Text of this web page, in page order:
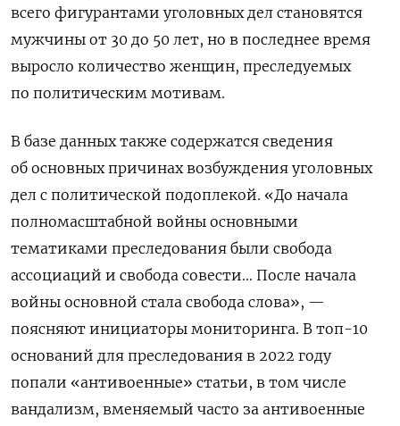
всего фигурантами уголовных дел становятся
мужчины от 30 до 50 лет, но в последнее время
выросло количество женщин, преследуемых
по политическим мотивам.
В базе данных также содержатся сведения
об основных причинах возбуждения уголовных
дел с политической подоплекой. «До начала
полномасштабной войны основными
тематиками преследования были свобода
ассоциаций и свобода совести… После начала
войны основной стала свобода слова», —
поясняют инициаторы мониторинга. В топ-10
оснований для преследования в 2022 году
попали «антивоенные» статьи, в том числе
вандализм, вменяемый часто за антивоенные